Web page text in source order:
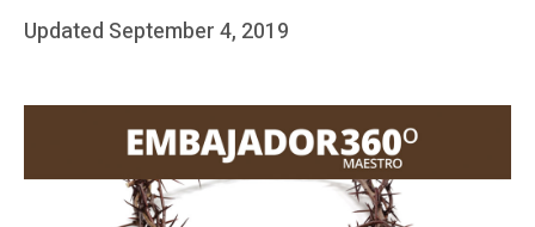
Posted
Updated September 4, 2019
b
A